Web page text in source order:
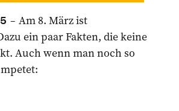
Am 8. März ist
ein paar Fakten, die keine
Auch wenn man noch so